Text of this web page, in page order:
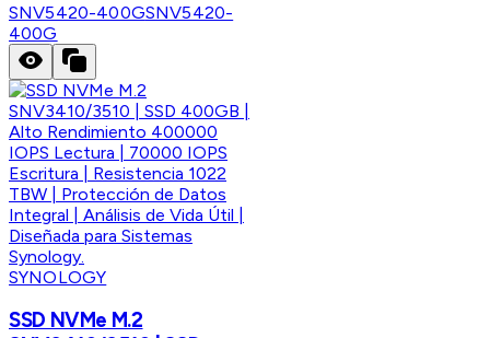
SNV5420-400GSNV5420-
400G
SYNOLOGY
SSD NVMe M.2